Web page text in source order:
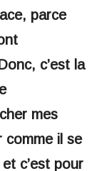
parce
c’est la
mes
comme il se
c’est pour